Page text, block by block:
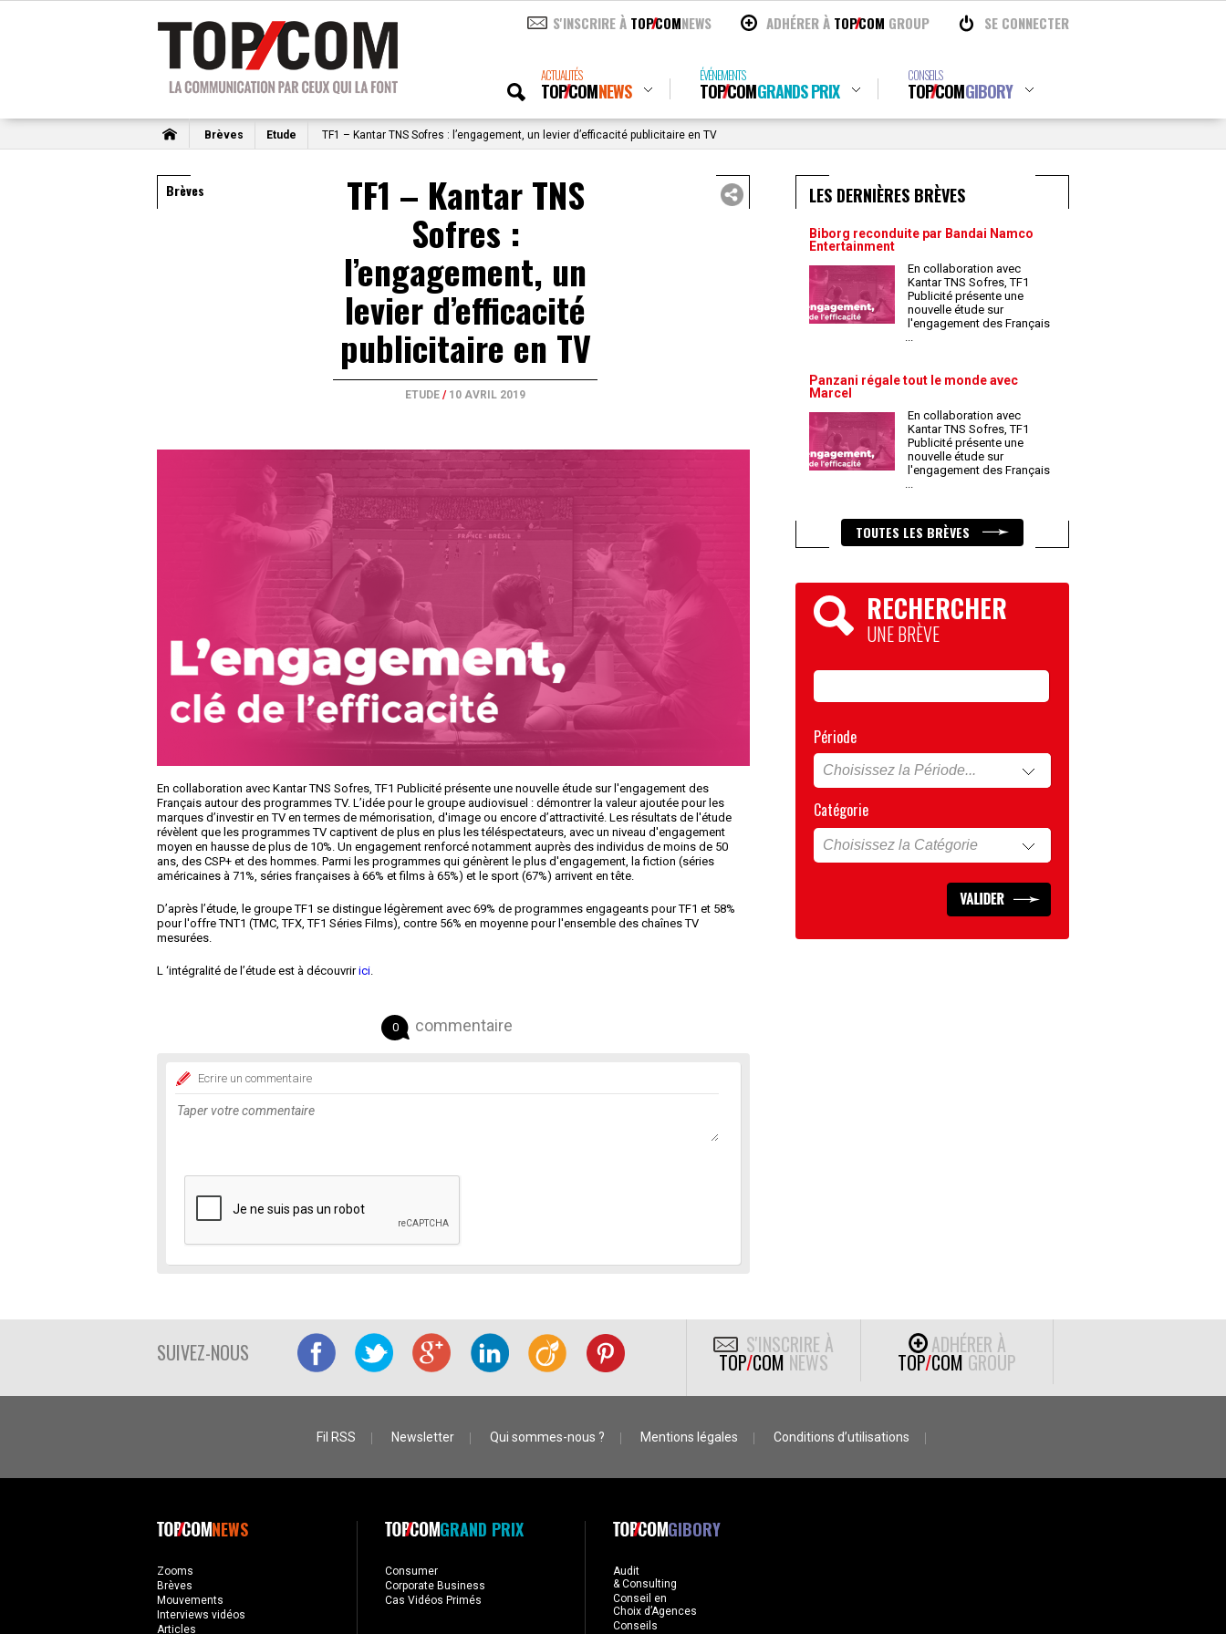
S'INSCRIRE À TOPCOMNEWS ADHÉRER À TOPCOM GROUP SE CONNECTER
ACTUALITÉS
TOPCOMNEWS
ÉVÉNEMENTS
TOPCOMGRANDS PRIX
CONSEILS
TOPCOMGIBORY
Brèves Etude TF1 – Kantar TNS Sofres : l’engagement, un levier d’efficacité publicitaire en TV
Brèves TF1 – Kantar TNS
Sofres :
l’engagement, un
levier d’efficacité
publicitaire en TV
ETUDE / 10 AVRIL 2019
En collaboration avec Kantar TNS Sofres, TF1 Publicité présente une nouvelle étude sur l'engagement des
Français autour des programmes TV. L’idée pour le groupe audiovisuel : démontrer la valeur ajoutée pour les
marques d’investir en TV en termes de mémorisation, d'image ou encore d’attractivité. Les résultats de l'étude
révèlent que les programmes TV captivent de plus en plus les téléspectateurs, avec un niveau d'engagement
moyen en hausse de plus de 10%. Un engagement renforcé notamment auprès des individus de moins de 50
ans, des CSP+ et des hommes. Parmi les programmes qui génèrent le plus d'engagement, la fiction (séries
américaines à 71%, séries françaises à 66% et films à 65%) et le sport (67%) arrivent en tête.
D’après l’étude, le groupe TF1 se distingue légèrement avec 69% de programmes engageants pour TF1 et 58%
pour l'offre TNT1 (TMC, TFX, TF1 Séries Films), contre 56% en moyenne pour l'ensemble des chaînes TV
mesurées.
L ‘intégralité de l’étude est à découvririci.
0 commentaire
Ecrire un commentaire
LES DERNIÈRES BRÈVES
Biborg reconduite par Bandai Namco
Entertainment
En collaboration avec
Kantar TNS Sofres, TF1
Publicité présente une
nouvelle étude sur
l'engagement des Français
...
Panzani régale tout le monde avec
Marcel
En collaboration avec
Kantar TNS Sofres, TF1
Publicité présente une
nouvelle étude sur
l'engagement des Français
...
TOUTES LES BRÈVES
RECHERCHER
UNE BRÈVE
Période
Catégorie
SUIVEZ-NOUS S'INSCRIRE À
TOP/COM NEWS
ADHÉRER À
TOP/COM GROUP
Fil RSS Newsletter Qui sommes-nous ? Mentions légales Conditions d’utilisations
NEWS
Zooms
Brèves
Mouvements
Interviews vidéos
Articles
GRAND PRIX
Consumer
Corporate Business
Cas Vidéos Primés
GIBORY
Audit
& Consulting
Conseil en
Choix d’Agences
Conseils